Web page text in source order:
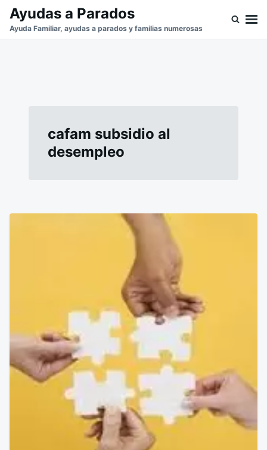
SaltarBuscar:
Ayudas a Parados
Ayuda Familiar, ayudas a parados y familias numerosas
cafam subsidio al
desempleo